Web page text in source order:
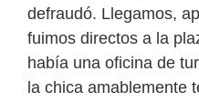
defraudó. Llegamos,
fuimos directos a la
había una oficina de
la chica amablemente